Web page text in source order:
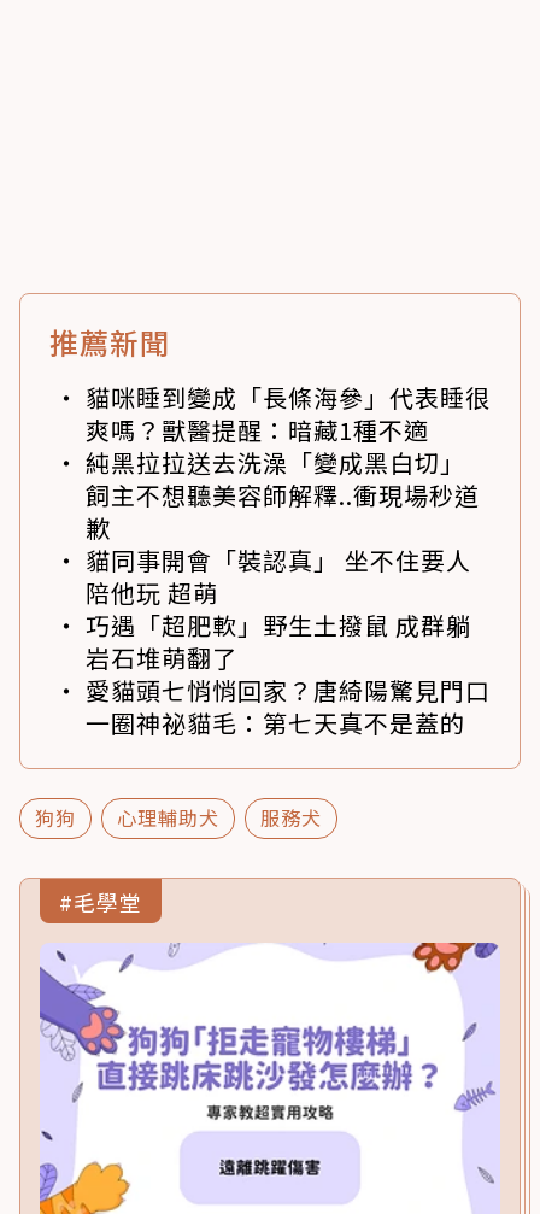
推薦新聞
貓咪睡到變成「長條海參」代表睡很
爽嗎？獸醫提醒：暗藏1種不適
純黑拉拉送去洗澡「變成黑白切」
飼主不想聽美容師解釋..衝現場秒道
歉
貓同事開會「裝認真」 坐不住要人
陪他玩 超萌
巧遇「超肥軟」野生土撥鼠 成群躺
岩石堆萌翻了
愛貓頭七悄悄回家？唐綺陽驚見門口
一圈神祕貓毛：第七天真不是蓋的
狗狗 心理輔助犬 服務犬
#毛學堂